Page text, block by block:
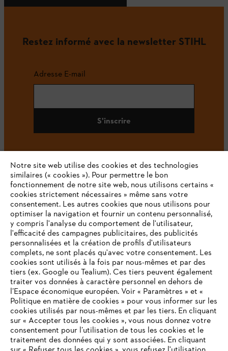
Restez informé avec la newsletter STIHL
Adresse E-mail
S'inscrire
#STIHL
L'Entreprise
STIHL FAQ
Contact
VOTRE NAVIGATEUR INTERNET
Notre site web utilise des cookies et des technologies
similaires (« cookies »). Pour permettre le bon
fonctionnement de notre site web, nous utilisons certains «
cookies strictement nécessaires » même sans votre
consentement. Les autres cookies que nous utilisons pour
optimiser la navigation et fournir un contenu personnalisé,
y compris l'analyse du comportement de l'utilisateur,
l'efficacité des campagnes publicitaires, des publicités
personnalisées et la création de profils d'utilisateurs
complets, ne sont placés qu'avec votre consentement. Les
cookies sont utilisés à la fois par nous-mêmes et par des
tiers (ex. Google ou Tealium). Ces tiers peuvent également
traiter vos données à caractère personnel en dehors de
l’Espace économique européen. Voir « Paramètres » et «
Politique en matière de cookies » pour vous informer sur les
cookies utilisés par nous-mêmes et par les tiers. En cliquant
sur « Accepter tous les cookies », vous nous donnez votre
consentement pour l’utilisation de tous les cookies et le
traitement des données qui y sont associées. En cliquant